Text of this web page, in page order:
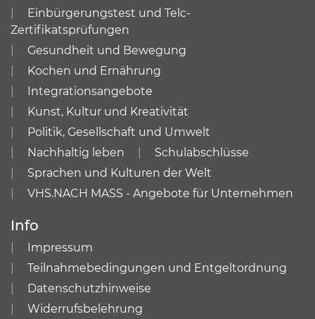
Einbürgerungstest und Telc-
Zertifikatsprüfungen
Gesundheit und Bewegung
Kochen und Ernährung
Integrationsangebote
Kunst, Kultur und Kreativität
Politik, Gesellschaft und Umwelt
Nachhaltig leben
Schulabschlüsse
Sprachen und Kulturen der Welt
VHS.NACH MASS - Angebote für Unternehmen
Info
Impressum
Teilnahmebedingungen und Entgeltordnung
Datenschutzhinweise
Widerrufsbelehrung